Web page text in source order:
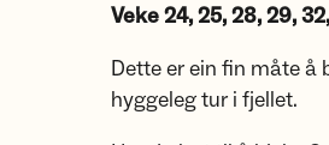
Veke 24, 25, 28, 29,
Dette er ein fin måte å
hyggeleg tur i fjellet.